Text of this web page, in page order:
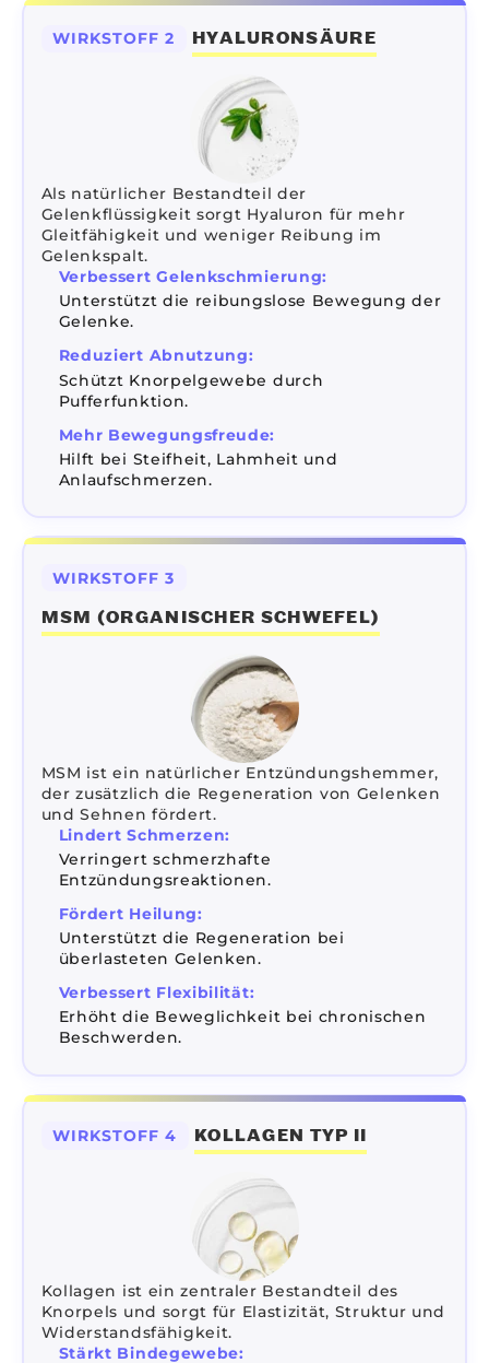
WIRKSTOFF 2 HYALURONSÄURE
Als natürlicher Bestandteil der
Gelenkflüssigkeit sorgt Hyaluron für mehr
Gleitfähigkeit und weniger Reibung im
Gelenkspalt.
Verbessert Gelenkschmierung:
Unterstützt die reibungslose Bewegung der
Gelenke.
Reduziert Abnutzung:
Schützt Knorpelgewebe durch
Pufferfunktion.
Mehr Bewegungsfreude:
Hilft bei Steifheit, Lahmheit und
Anlaufschmerzen.
WIRKSTOFF 3
MSM (ORGANISCHER SCHWEFEL)
MSM ist ein natürlicher Entzündungshemmer,
der zusätzlich die Regeneration von Gelenken
und Sehnen fördert.
Lindert Schmerzen:
Verringert schmerzhafte
Entzündungsreaktionen.
Fördert Heilung:
Unterstützt die Regeneration bei
überlasteten Gelenken.
Verbessert Flexibilität:
Erhöht die Beweglichkeit bei chronischen
Beschwerden.
WIRKSTOFF 4 KOLLAGEN TYP II
Kollagen ist ein zentraler Bestandteil des
Knorpels und sorgt für Elastizität, Struktur und
Widerstandsfähigkeit.
Stärkt Bindegewebe: